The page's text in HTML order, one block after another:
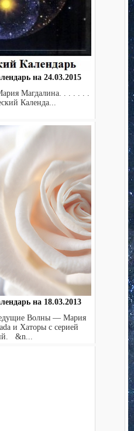
на 24.03.2015
Магдалина. . . . . . .
Календа...
на 18.03.2013
Волны — Мария
и Хаторы с серией
&n...